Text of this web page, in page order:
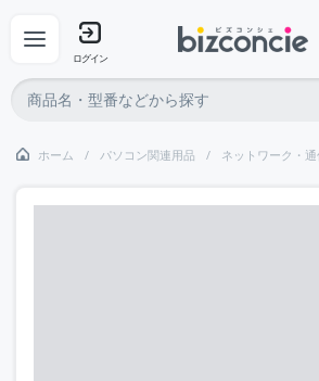
ログイン
ホーム パソコン関連用品 ネットワーク・